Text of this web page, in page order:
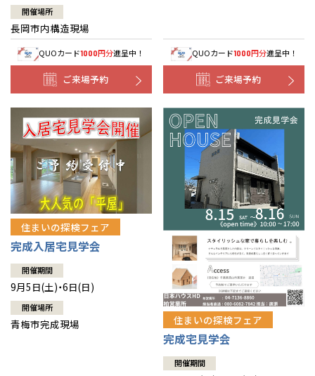
開催場所
長岡市内構造現場
QUOカード1000円分進呈中！
ご来場予約
QUOカード1000円分進呈中！
ご来場予約
住まいの探検フェア
完成入居宅見学会
開催期間
9月5日(土)・6日(日)
開催場所
青梅市完成現場 住まいの探検フェア
完成宅見学会
開催期間